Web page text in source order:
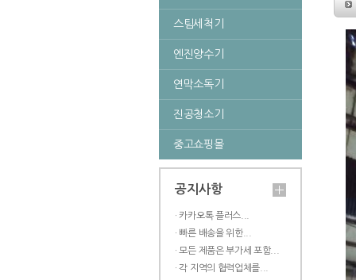
스팀세척기
엔진양수기
연막소독기
진공청소기
중고쇼핑몰
공지사항
· 카카오톡 플러스...
· 빠른 배송을 위한...
· 모든 제품은 부가세 포함...
· 각 지역의 협력업체를...